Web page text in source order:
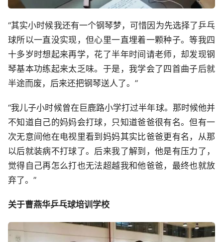
“其实小时候我还有一个钢琴梦，可惜因为先选择了乒乓
球所以一直没实现，但心里一直埋着一颗种子。等我四
十多岁时想起来再学，花了半年时间请老师，却发现钢
琴基本功练起来太乏味。于是，我学会了四首曲子后就
半途而废，后来还把钢琴送人了。”
“我儿子小时候曾在巨鹿路小学打过半年球。那时候他并
不知道自己的妈妈会打球，只知道爸爸很有名。但有一
次无意间他在电视里看到妈妈其实比爸爸更有名，从那
以后就装病不打球了。后来我了解到，他是有压力了，
觉得自己再怎么打也无法超越我和他爸爸，最终也就放
弃了。”
关于曹燕华乒乓球培训学校